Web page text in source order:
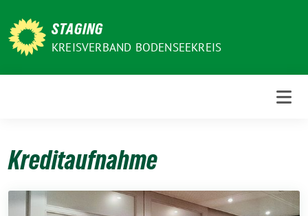
zum
Inhalt
STAGING
KREISVERBAND BODENSEEKREIS
Kreditaufnahme